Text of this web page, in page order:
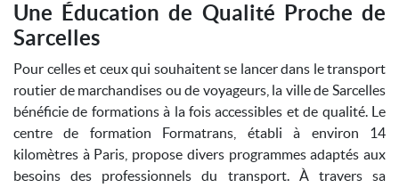
Une Éducation de Qualité Proche de
Sarcelles
Pour celles et ceux qui souhaitent se lancer dans le transport
routier de marchandises ou de voyageurs, la ville de Sarcelles
bénéficie de formations à la fois accessibles et de qualité. Le
centre de formation Formatrans, établi à environ 14
kilomètres à Paris, propose divers programmes adaptés aux
besoins des professionnels du transport. À travers sa